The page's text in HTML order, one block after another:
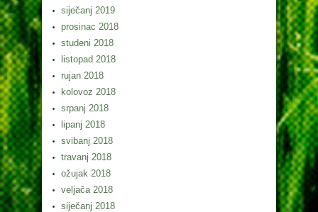
siječanj 2019
prosinac 2018
studeni 2018
listopad 2018
rujan 2018
kolovoz 2018
srpanj 2018
lipanj 2018
svibanj 2018
travanj 2018
ožujak 2018
veljača 2018
siječanj 2018